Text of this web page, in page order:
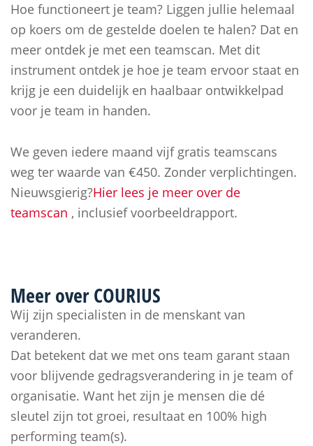
Hoe functioneert je team? Liggen jullie helemaal
op koers om de gestelde doelen te halen? Dat en
meer ontdek je met een teamscan. Met dit
instrument ontdek je hoe je team ervoor staat en
krijg je een duidelijk en haalbaar ontwikkelpad
voor je team in handen.
We geven iedere maand vijf gratis teamscans
weg ter waarde van €450. Zonder verplichtingen.
Nieuwsgierig?Hier lees je meer over de
teamscan , inclusief voorbeeldrapport.
Meer overCOURIUS
Wij zijn specialisten in de menskant van
veranderen.
Dat betekent dat we met ons team garant staan
voor blijvende gedragsverandering in je team of
organisatie. Want het zijn je mensen die dé
sleutel zijn tot groei, resultaat en 100% high
performing team(s).